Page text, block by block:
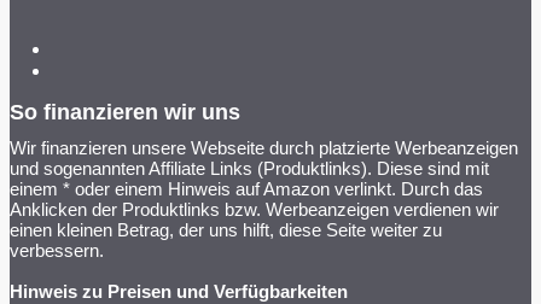
So finanzieren wir uns
Wir finanzieren unsere Webseite durch platzierte Werbeanzeigen
und sogenannten Affiliate Links (Produktlinks). Diese sind mit
einem * oder einem Hinweis auf Amazon verlinkt. Durch das
Anklicken der Produktlinks bzw. Werbeanzeigen verdienen wir
einen kleinen Betrag, der uns hilft, diese Seite weiter zu
verbessern.
Hinweis zu Preisen und Verfügbarkeiten